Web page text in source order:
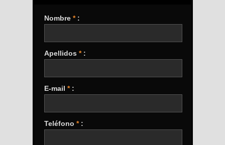
Nombre *:
Apellidos *:
E-mail *:
Teléfono *: